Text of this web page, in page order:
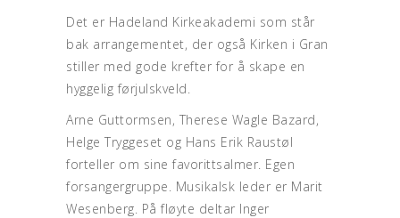
Det er Hadeland Kirkeakademi som står
bak arrangementet, der også Kirken i Gran
stiller med gode krefter for å skape en
hyggelig førjulskveld.
Arne Guttormsen, Therese Wagle Bazard,
Helge Tryggeset og Hans Erik Raustøl
forteller om sine favorittsalmer. Egen
forsangergruppe. Musikalsk leder er Marit
Wesenberg. På fløyte deltar Inger